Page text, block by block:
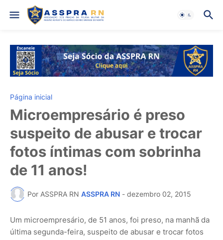
Página inicial
Microempresário é preso
suspeito de abusar e trocar
fotos íntimas com sobrinha
de 11 anos!
Por ASSPRA RN ASSPRA RN - dezembro 02, 2015
Um microempresário, de 51 anos, foi preso, na manhã da
última segunda-feira, suspeito de abusar e trocar fotos